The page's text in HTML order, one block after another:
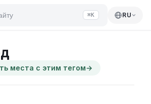
⌘K RU
места с этим тегом→